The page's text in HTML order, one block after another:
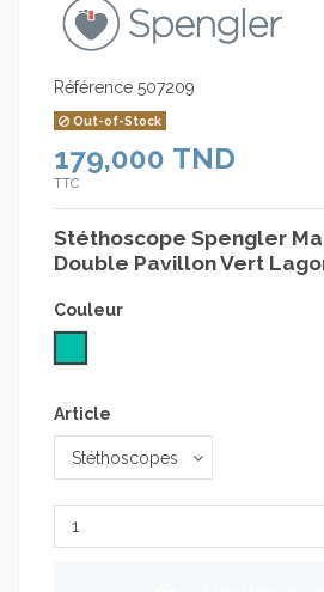
Référence 507209
Out-of-Stock
179,000 TND
TTC
Stéthoscope Spengler
Double Pavillon Vert
Couleur
Article